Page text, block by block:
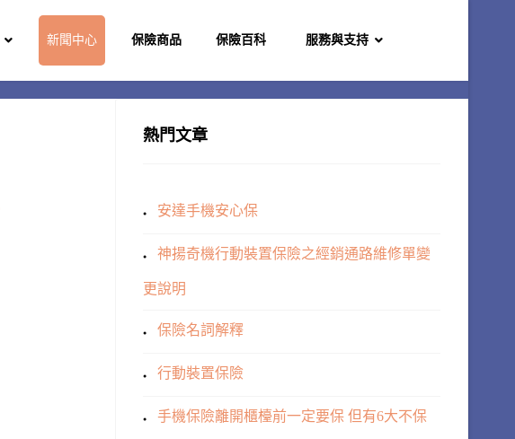
新聞中心 保險商品 保險百科 服務與支持
熱門文章
安達手機安心保
神揚奇機行動裝置保險之經銷通路維修單變
更說明
保險名詞解釋
行動裝置保險
手機保險離開櫃檯前一定要保 但有6大不保